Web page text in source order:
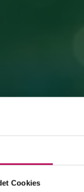
Cookies24. Juli 2026